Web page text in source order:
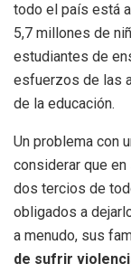
todo el país está
5,7 millones de
estudiantes de
esfuerzos de las
de la educación.
Un problema con
considerar que
dos tercios de
obligados a
a menudo, sus
de sufrir